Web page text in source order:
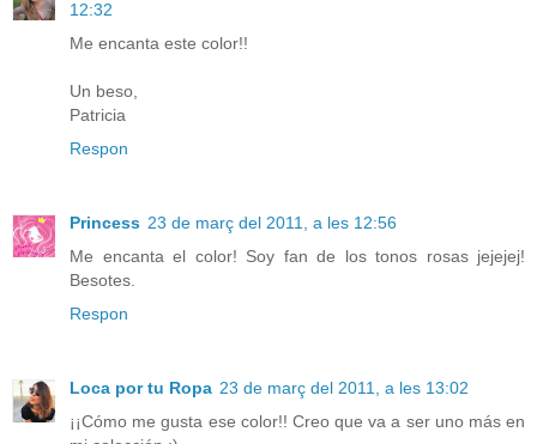
12:32
Me encanta este color!!
Un beso,
Patricia
Respon
Princess 23 de març del 2011, a les 12:56
Me encanta el color! Soy fan de los tonos rosas jejejej!
Besotes.
Respon
Loca por tu Ropa 23 de març del 2011, a les 13:02
¡¡Cómo me gusta ese color!! Creo que va a ser uno más en